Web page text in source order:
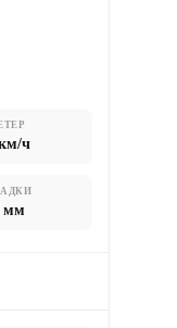
ч